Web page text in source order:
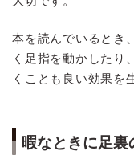
本を読んでいるとき
く足指を動かしたり
くことも良い効果を
暇なときに足裏